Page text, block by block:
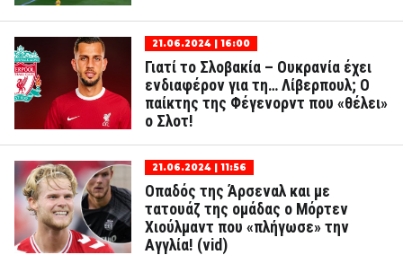
21.06.2024 | 16:00
Γιατί το Σλοβακία – Ουκρανία έχει
ενδιαφέρον για τη… Λίβερπουλ; Ο
παίκτης της Φέγενορντ που «θέλει»
ο Σλοτ!
21.06.2024 | 11:56
Οπαδός της Άρσεναλ και με
τατουάζ της ομάδας ο Μόρτεν
Χιούλμαντ που «πλήγωσε» την
Αγγλία! (vid)